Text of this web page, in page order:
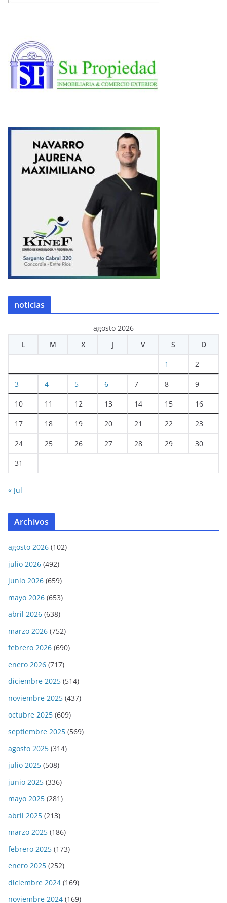
noticias
agosto 2026
L
M X J V S D
1 2
3 4 5 6 7 8 9
10 11 12 13 14 15 16
17 18 19 20 21 22 23
24 25 26 27 28 29 30
31
« Jul
Archivos
agosto 2026 (102)
julio 2026 (492)
junio 2026 (659)
mayo 2026 (653)
abril 2026 (638)
marzo 2026 (752)
febrero 2026 (690)
enero 2026 (717)
diciembre 2025 (514)
noviembre 2025 (437)
octubre 2025 (609)
septiembre 2025 (569)
agosto 2025 (314)
julio 2025 (508)
junio 2025 (336)
mayo 2025 (281)
abril 2025 (213)
marzo 2025 (186)
febrero 2025 (173)
enero 2025 (252)
diciembre 2024 (169)
noviembre 2024 (169)